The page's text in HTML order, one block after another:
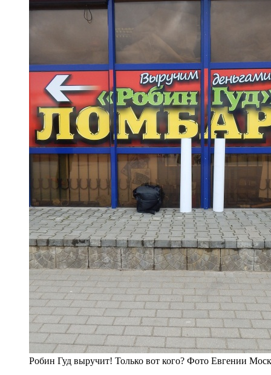
Робин Гуд выручит! Только вот кого? Фото Евгении